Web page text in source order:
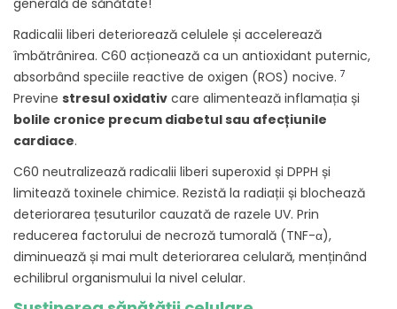
Radicalii liberi deteriorează celulele și accelerează
îmbătrânirea. C60 acționează ca un antioxidant puternic,
absorbând speciile reactive de oxigen (ROS) nocive. 7
Previne stresul oxidativ care alimentează inflamația și
bolile cronice precum diabetul sau afecțiunile
cardiace.
C60 neutralizează radicalii liberi superoxid și DPPH și
limitează toxinele chimice. Rezistă la radiații și blochează
deteriorarea țesuturilor cauzată de razele UV. Prin
reducerea factorului de necroză tumorală (TNF-α),
diminuează și mai mult deteriorarea celulară, menținând
echilibrul organismului la nivel celular.